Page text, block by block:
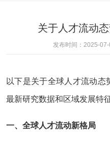
关于人才流动
发布时间：2025-
以下是关于全球人才流动
最新研究数据和区域发展特
一、全球人才流动新格局